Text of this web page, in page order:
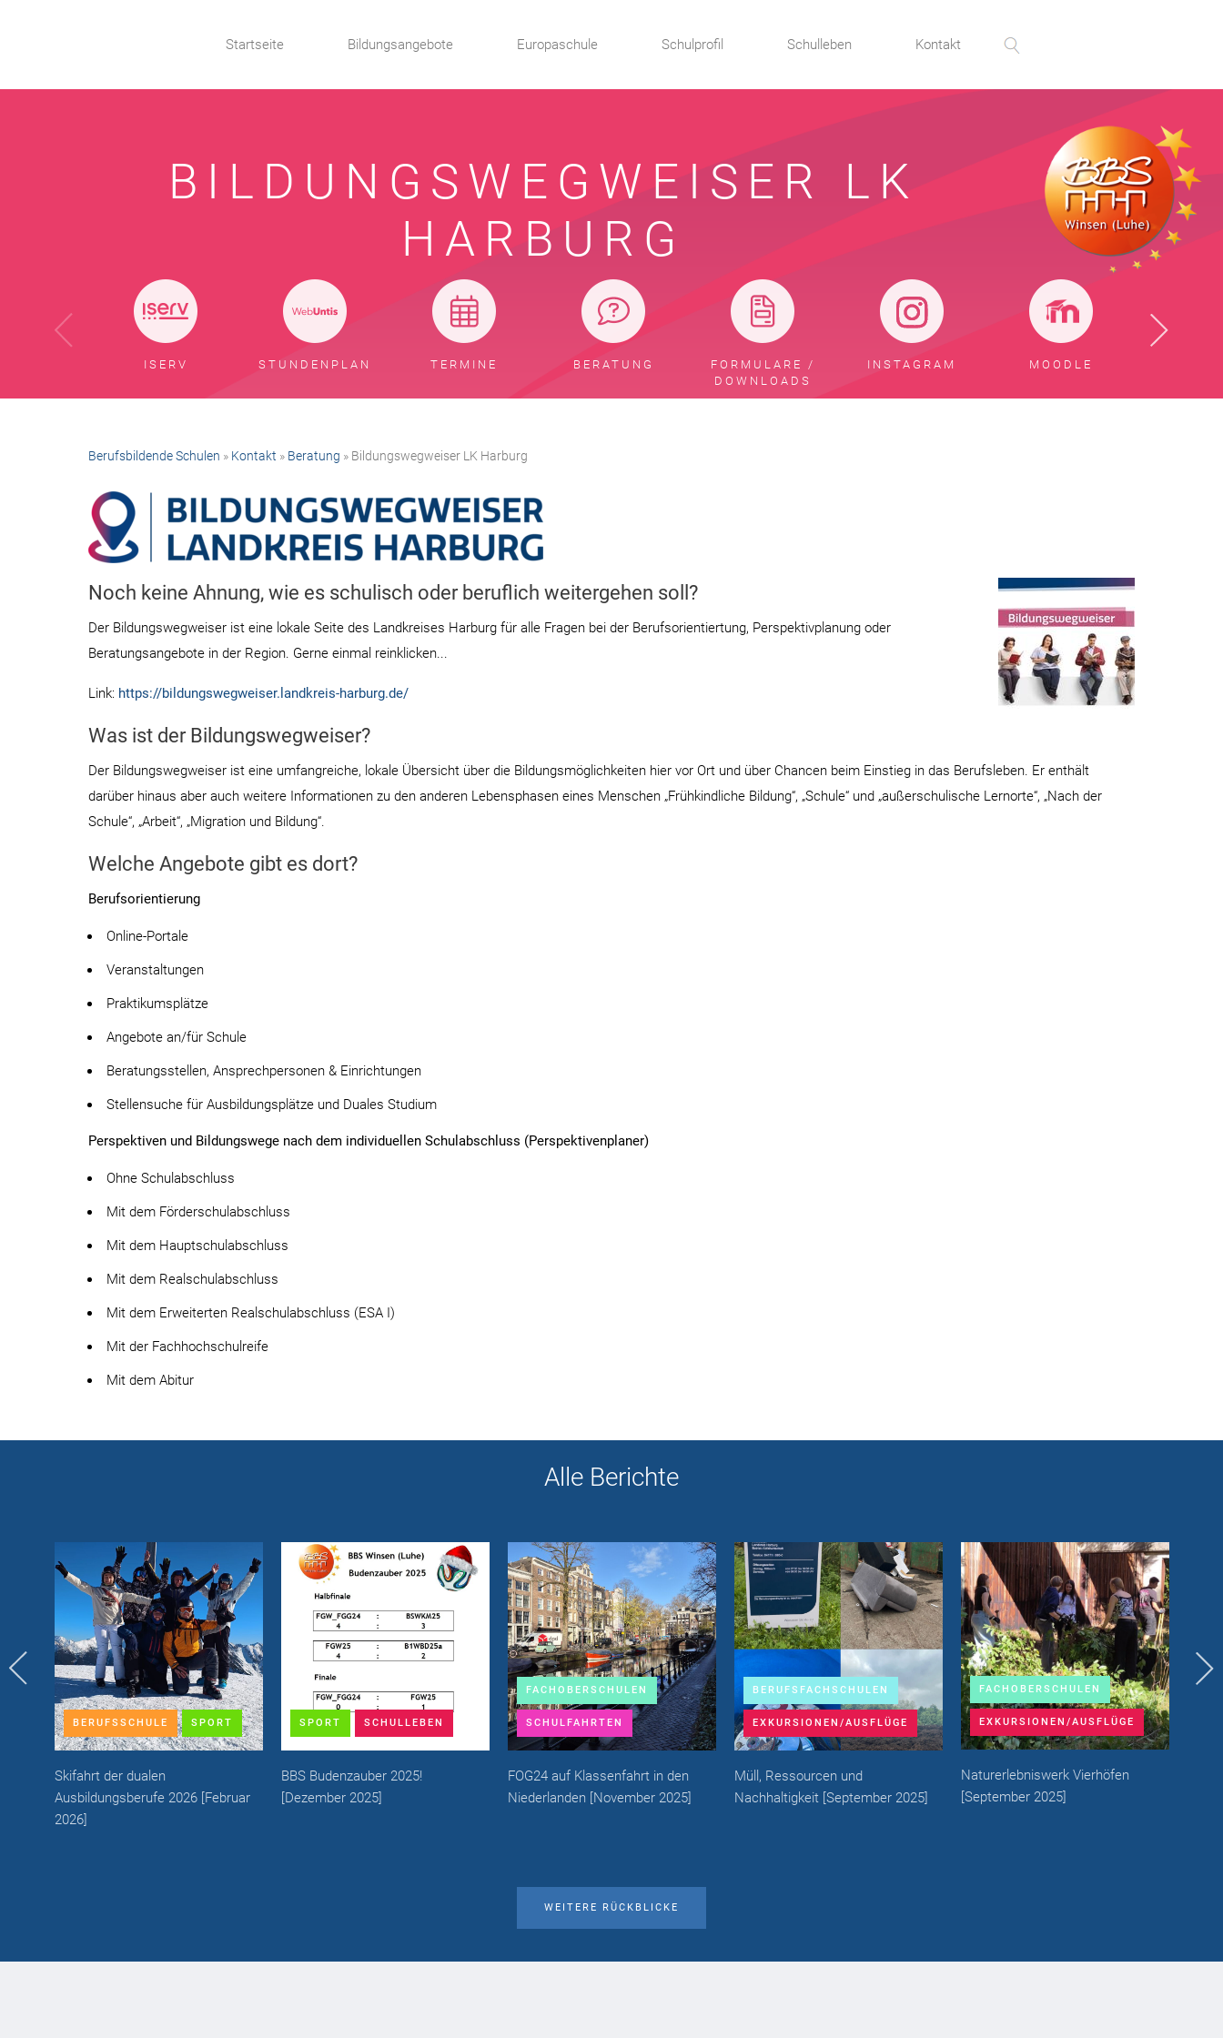
Startseite Bildungsangebote Europaschule Schulprofil Schulleben Kontakt
BILDUNGSWEGWEISER LK
HARBURG
ISERV STUNDENPLAN TERMINE BERATUNG
FORMULARE /
DOWNLOADS
INSTAGRAM MOODLE
Berufsbildende Schulen » Kontakt » Beratung » Bildungswegweiser LK Harburg
Noch keine Ahnung, wie es schulisch oder beruflich weitergehen soll?
Der Bildungswegweiser ist eine lokale Seite des Landkreises Harburg für alle Fragen bei der Berufsorientiertung, Perspektivplanung oder
Beratungsangebote in der Region. Gerne einmal reinklicken...
Link: https://bildungswegweiser.landkreis-harburg.de/
Was ist der Bildungswegweiser?
Der Bildungswegweiser ist eine umfangreiche, lokale Übersicht über die Bildungsmöglichkeiten hier vor Ort und über Chancen beim Einstieg in das Berufsleben. Er enthält
darüber hinaus aber auch weitere Informationen zu den anderen Lebensphasen eines Menschen „Frühkindliche Bildung“, „Schule“ und „außerschulische Lernorte“, „Nach der
Schule“, „Arbeit“, „Migration und Bildung“.
Welche Angebote gibt es dort?
Berufsorientierung
Online-Portale
Veranstaltungen
Praktikumsplätze
Angebote an/für Schule
Beratungsstellen, Ansprechpersonen & Einrichtungen
Stellensuche für Ausbildungsplätze und Duales Studium
Perspektiven und Bildungswege nach dem individuellen Schulabschluss (Perspektivenplaner)
Ohne Schulabschluss
Mit dem Förderschulabschluss
Mit dem Hauptschulabschluss
Mit dem Realschulabschluss
Mit dem Erweiterten Realschulabschluss (ESA I)
Mit der Fachhochschulreife
Mit dem Abitur
Alle Berichte
BERUFSSCHULE SPORT
Skifahrt der dualen
Ausbildungsberufe 2026 [Februar
2026]
SPORT SCHULLEBEN
BBS Budenzauber 2025!
[Dezember 2025]
FACHOBERSCHULEN
SCHULFAHRTEN
FOG24 auf Klassenfahrt in den
Niederlanden [November 2025]
BERUFSFACHSCHULEN
EXKURSIONEN/AUSFLÜGE
Müll, Ressourcen und
Nachhaltigkeit [September 2025]
FACHOBERSCHULEN
EXKURSIONEN/AUSFLÜGE
Naturerlebniswerk Vierhöfen
[September 2025]
WEITERE RÜCKBLICKE